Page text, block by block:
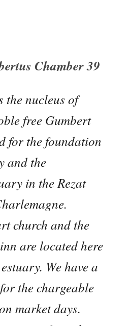
Chamber 39
the nucleus of
free Gumbert
for the foundation
and the
in the Rezat
church and the
are located here
We have a
the chargeable
market days.